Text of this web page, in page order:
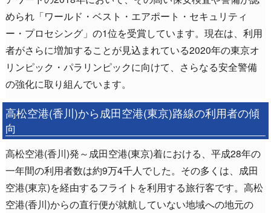
められ「ワールド・ベスト・エアポート・セキュリティ
ー・プロセシング」の1位を受賞しています。現在は、利用
者がさらに増加することが見込まれている2020年の東京オ
リンピック・パラリンピックに向けて、さらなる安全警備
の強化に取り組んでいます。
高松空港(香川)から成田空港(東京)路線の利用者の傾
向
高松空港(香川)発～成田空港(東京)着における、平成28年の
一年間の利用者数は約9万4千人でした。その多くは、成田
空港(東京)を経由するフライトを利用する旅行客です。高松
空港(香川)からの直行便が就航していない地域への地元の